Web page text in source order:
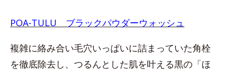
POA-TULU ブラックパウダーウォッシュ
複雑に絡み合い毛穴いっぱいに詰まっていた角栓
を徹底除去し、つるんとした肌を叶える黒の「ほ